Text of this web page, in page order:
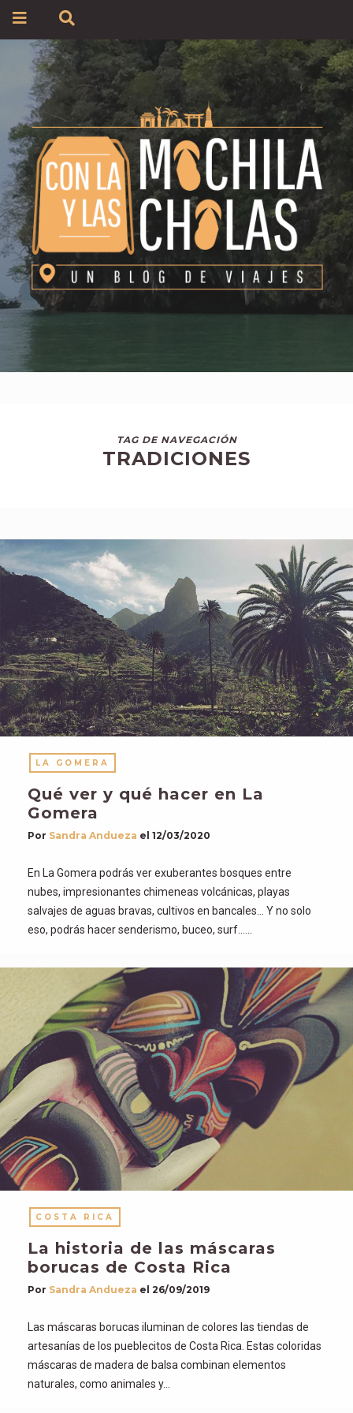
TAG DE NAVEGACIÓN
TRADICIONES
LA GOMERA
Qué ver y qué hacer en La
Gomera
Por Sandra Andueza el 12/03/2020
En La Gomera podrás ver exuberantes bosques entre
nubes, impresionantes chimeneas volcánicas, playas
salvajes de aguas bravas, cultivos en bancales… Y no solo
eso, podrás hacer senderismo, buceo, surf……
COSTA RICA
La historia de las máscaras
borucas de Costa Rica
Por Sandra Andueza el 26/09/2019
Las máscaras borucas iluminan de colores las tiendas de
artesanías de los pueblecitos de Costa Rica. Estas coloridas
máscaras de madera de balsa combinan elementos
naturales, como animales y…